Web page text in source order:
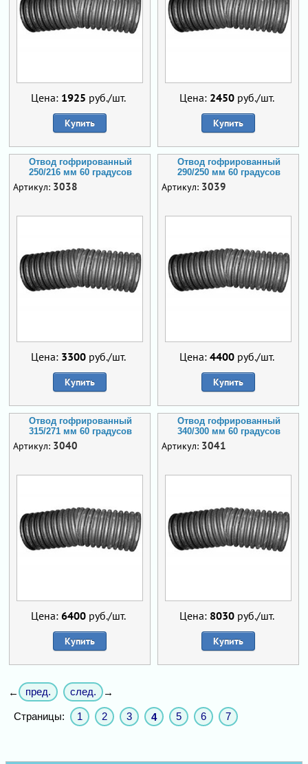
Цена: 1925 руб./шт.
Купить
Цена: 2450руб./шт.
Купить
Отвод гофрированный
250/216 мм 60 градусов
Артикул: 3038
Цена: 3300руб./шт.
Купить
Отвод гофрированный
290/250 мм 60 градусов
Артикул: 3039
Цена: 4400руб./шт.
Купить
Отвод гофрированный
315/271 мм 60 градусов
Артикул: 3040
Цена: 6400руб./шт.
Купить
Отвод гофрированный
340/300 мм 60 градусов
Артикул: 3041
Цена: 8030руб./шт.
Купить
← пред. след. →
Страницы: 1 2 3 4 5 6 7